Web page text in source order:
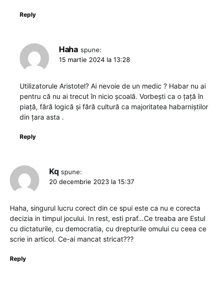
Reply
Haha spune:
15 martie 2024 la 13:28
Utilizatorule Aristotel? Ai nevoie de un medic ? Habar nu ai
pentru că nu ai trecut în nicio școală. Vorbești ca o țață în
piață, fără logică și fără cultură ca majoritatea habarniștilor
din țara asta .
Reply
Kq spune:
20 decembrie 2023 la 15:37
Haha, singurul lucru corect din ce spui este ca nu e corecta
decizia in timpul jocului. In rest, esti praf…Ce treaba are Estul
cu dictaturile, cu democratia, cu drepturile omului cu ceea ce
scrie in articol. Ce-ai mancat stricat???
Reply